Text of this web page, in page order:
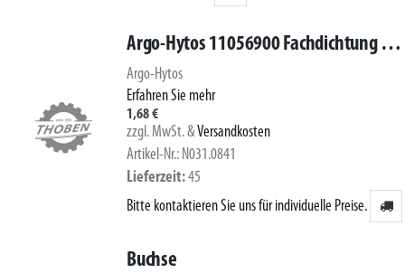
Argo-Hytos 11056900 Fachdichtung 89,8x83x3,3 N031.0841
Argo-Hytos
Erfahren Sie mehr
1,68 €
zzgl. MwSt.&Versandkosten
Artikel-Nr.: N031.0841
Lieferzeit 45
Bitte kontaktieren Sie uns für individuelle Preise.
Buchse